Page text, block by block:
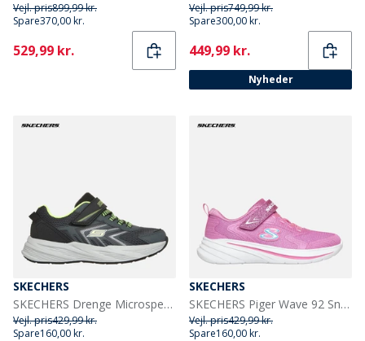
Vejl. pris899,99 kr.
Spare370,00 kr.
Current
529,99 kr.
Vejl. pris749,99 kr.
Spare300,00 kr.
Current
449,99 kr.
Nyheder
SKECHERS
SKECHERS Drenge Microspec Tread Sneakers Gray
Vejl. pris429,99 kr.
Spare160,00 kr.
SKECHERS
SKECHERS Piger Wave 92 Sneakers Pink
Vejl. pris429,99 kr.
Spare160,00 kr.